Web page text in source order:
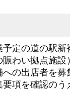
定の道の駅新
わい拠点施設
の出店者を募
要項を確認のう